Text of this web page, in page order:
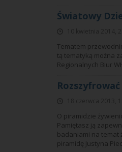
Światowy
Tematem
tą tematyką można
Regionalnych Biur
O piramidzie
Pamiętasz ją
badaniami na temat
piramidę Justyna